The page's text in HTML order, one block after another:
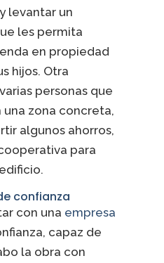
levantar un
les permita
en propiedad
hijos. Otra
personas que
una zona concreta,
algunos ahorros,
para
confianza
con una empresa
capaz de
la obra con